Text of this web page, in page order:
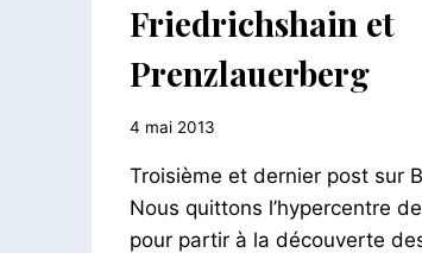
ART
Friedrichshain et
Prenzlauerberg
Par
Petit
Pois
4 mai 2013
Troisième et dernier post sur
Nous quittons l’hypercentre
pour partir à la découverte